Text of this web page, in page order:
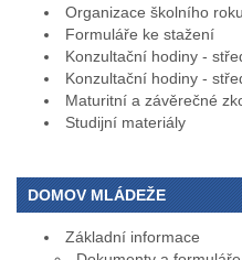
Organizace školního roku
Formuláře ke stažení
Konzultační hodiny -
Konzultační hodiny -
Maturitní a závěrečné
Studijní materiály
DOMOV MLÁDEŽE
Základní informace